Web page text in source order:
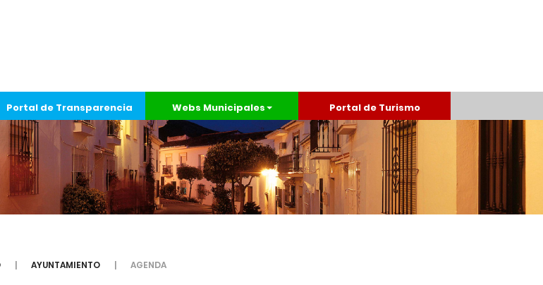
Portal de Transparencia Webs Municipales Portal de Turismo
AYUNTAMIENTO AGENDA